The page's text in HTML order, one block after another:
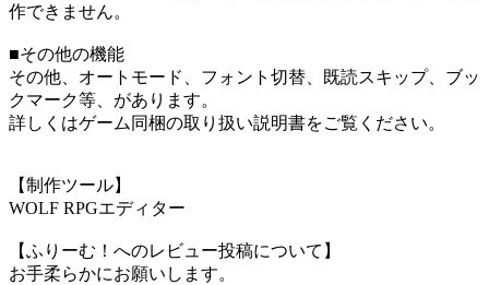
作できません。
■その他の機能
その他、オートモード、フォント切替、既読スキップ、ブッ
クマーク等、があります。
詳しくはゲーム同梱の取り扱い説明書をご覧ください。
【制作ツール】
WOLF RPGエディター
【ふりーむ！へのレビュー投稿について】
お手柔らかにお願いします。